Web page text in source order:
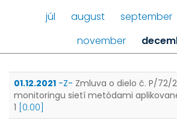
júl
august september
november
01.12.2021 -Z- Zmluva o dielo č. P/72/
monitoringu sietí metódami
1 [0.00]